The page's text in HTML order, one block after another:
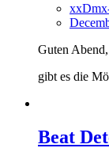
Guten Abend,
gibt es die
Beat